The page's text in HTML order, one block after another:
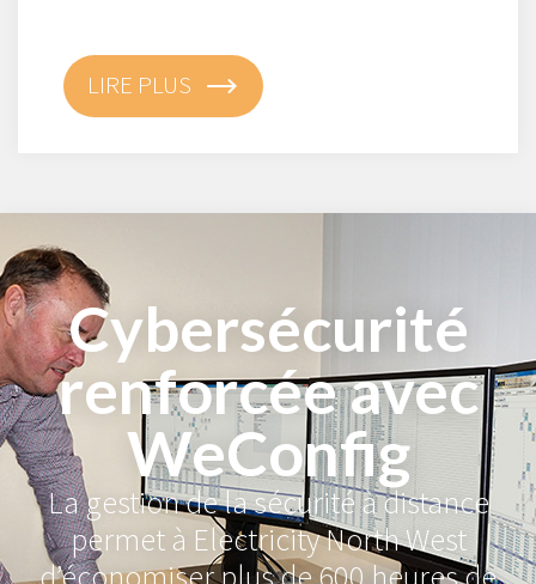
LIRE PLUS
Cybersécurité
renforcée avec
WeConfig
La gestion de la sécurité à distance
permet à Electricity North West